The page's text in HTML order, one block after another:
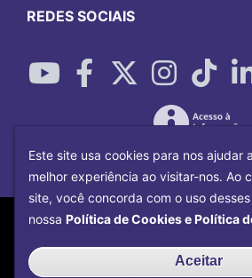
REDES SOCIAIS
Copyright©2026
Centro de
Este site usa cookies para nos ajudar
melhor experiência ao visitar-nos. Ao
site, você concorda com o uso
nossa Política de Cookies e Política
Aceitar